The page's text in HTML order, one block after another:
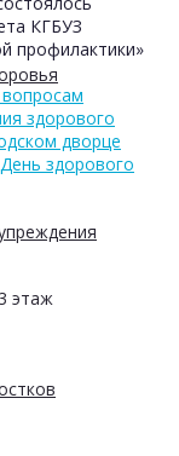
КГБУЗ
профилактики»
здорового
дворце
здорового
этаж